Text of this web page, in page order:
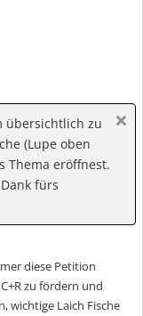
übersichtlich zu
(Lupe oben
Thema eröffnest.
fürs
diese Petition
zu fördern und
wichtige Laich Fische